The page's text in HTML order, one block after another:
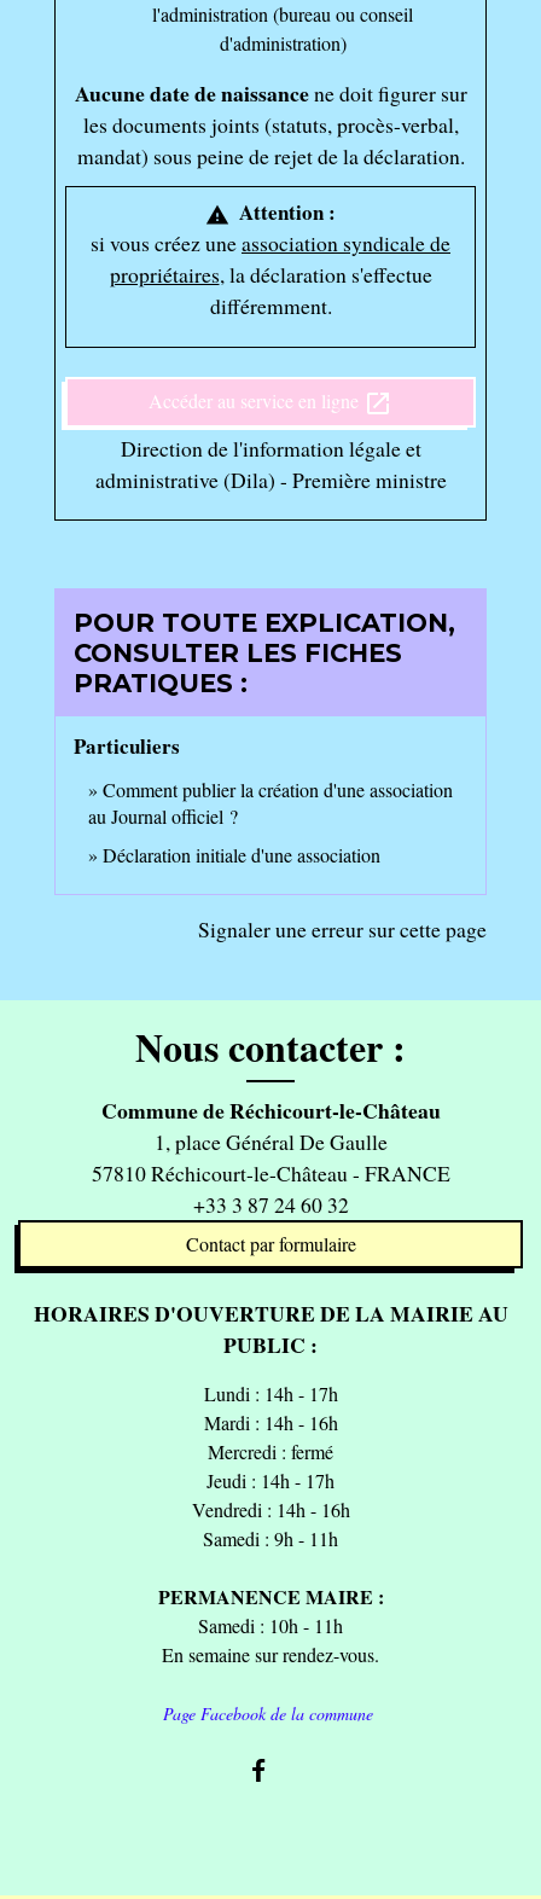
l'administration (bureau ou conseil
d'administration)
Aucune date de naissancene doit figurer sur
les documents joints (statuts, procès-verbal,
mandat) sous peine de rejet de la déclaration.
warning Attention :
si vous créez uneassociation syndicale de
propriétaires, la déclaration s'effectue
différemment.
Accéder au service en ligne open_in_new
Direction de l'information légale et
administrative (Dila) - Première ministre
POUR TOUTE EXPLICATION,
CONSULTER LES FICHES
PRATIQUES :
Particuliers
Comment publier la création d'une association
au Journal officiel ?
Déclaration initiale d'une association
Signaler une erreur sur cette page
Nous contacter :
Commune de Réchicourt-le-Château
1, place Général De Gaulle
57810 Réchicourt-le-Château - FRANCE
+33 3 87 24 60 32
Contact par formulaire
HORAIRES D'OUVERTURE DE LA MAIRIE AU
PUBLIC :
Lundi : 14h - 17h
Mardi : 14h - 16h
Mercredi : fermé
Jeudi : 14h - 17h
Vendredi : 14h - 16h
Samedi : 9h - 11h
PERMANENCE MAIRE :
Samedi : 10h - 11h
En semaine sur rendez-vous.
Page Facebook de la commune